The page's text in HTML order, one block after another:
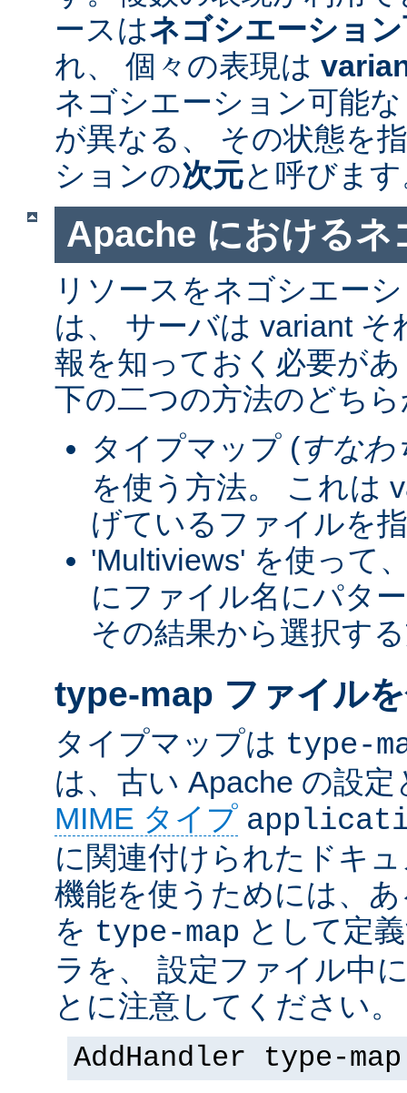
ースはネゴシエーショ
れ、 個々の表現は
ネゴシエーション可能
が異なる、 その状態を
ションの次元と呼びま
Apache におけるネ
リソースをネゴシエー
は、 サーバは variant
報を知っておく必要が
下の二つの方法のどち
タイプマップ (すなわ
を使う方法。 これは
げているファイルを
'Multiviews' を使って
にファイル名にパタ
その結果から選択す
type-map ファイル
タイプマップは type-
は、古い Apache の設
MIME タイプ
に関連付けられたドキ
機能を使うためには、
を type-map として定
ラを、 設定ファイル中
とに注意してください
AddHandler type-